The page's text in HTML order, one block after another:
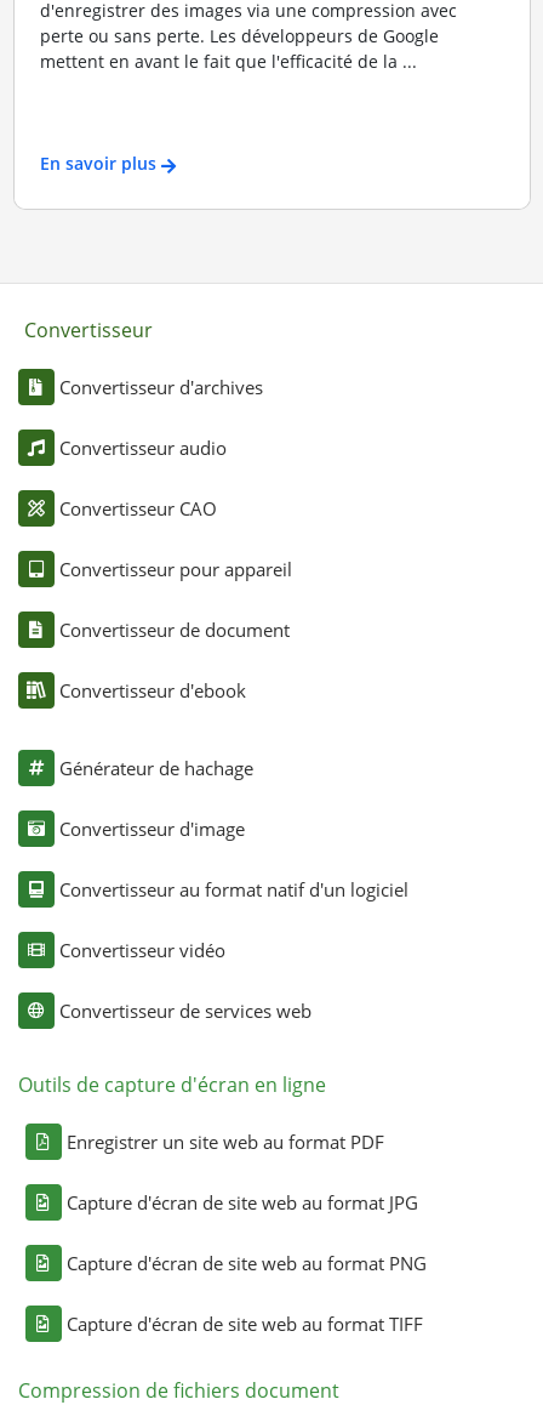
d'enregistrer des images via une compression avec
perte ou sans perte. Les développeurs de Google
mettent en avant le fait que l'efficacité de la ...
En savoir plus
Convertisseur
Convertisseur d'archives
Convertisseur audio
Convertisseur CAO
Convertisseur pour appareil
Convertisseur de document
Convertisseur d'ebook
Générateur de hachage
Convertisseur d'image
Convertisseur au format natif d'un logiciel
Convertisseur vidéo
Convertisseur de services web
Outils de capture d'écran en ligne
Enregistrer un site web au format PDF
Capture d'écran de site web au format JPG
Capture d'écran de site web au format PNG
Capture d'écran de site web au format TIFF
Compression de fichiers document